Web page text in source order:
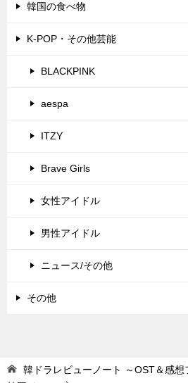
韓国の食べ物
K-POP・その他芸能
BLACKPINK
aespa
ITZY
Brave Girls
女性アイドル
男性アイドル
ニュース/その他
その他
韓ドラレビューノート ～OST＆感想